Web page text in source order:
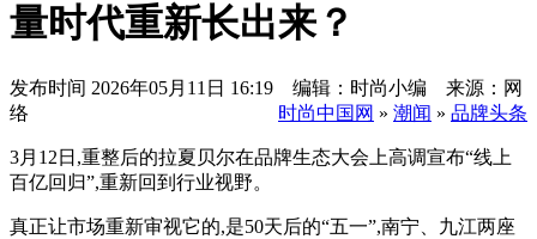
量时代重新长出来？
发布时间 2026年05月11日 16:19 编辑：时尚小编 来源：网
络
时尚中国网 » 潮闻 » 品牌头条
3月12日,重整后的拉夏贝尔在品牌生态大会上高调宣布“线上
百亿回归”,重新回到行业视野。
真正让市场重新审视它的,是50天后的“五一”,南宁、九江两座